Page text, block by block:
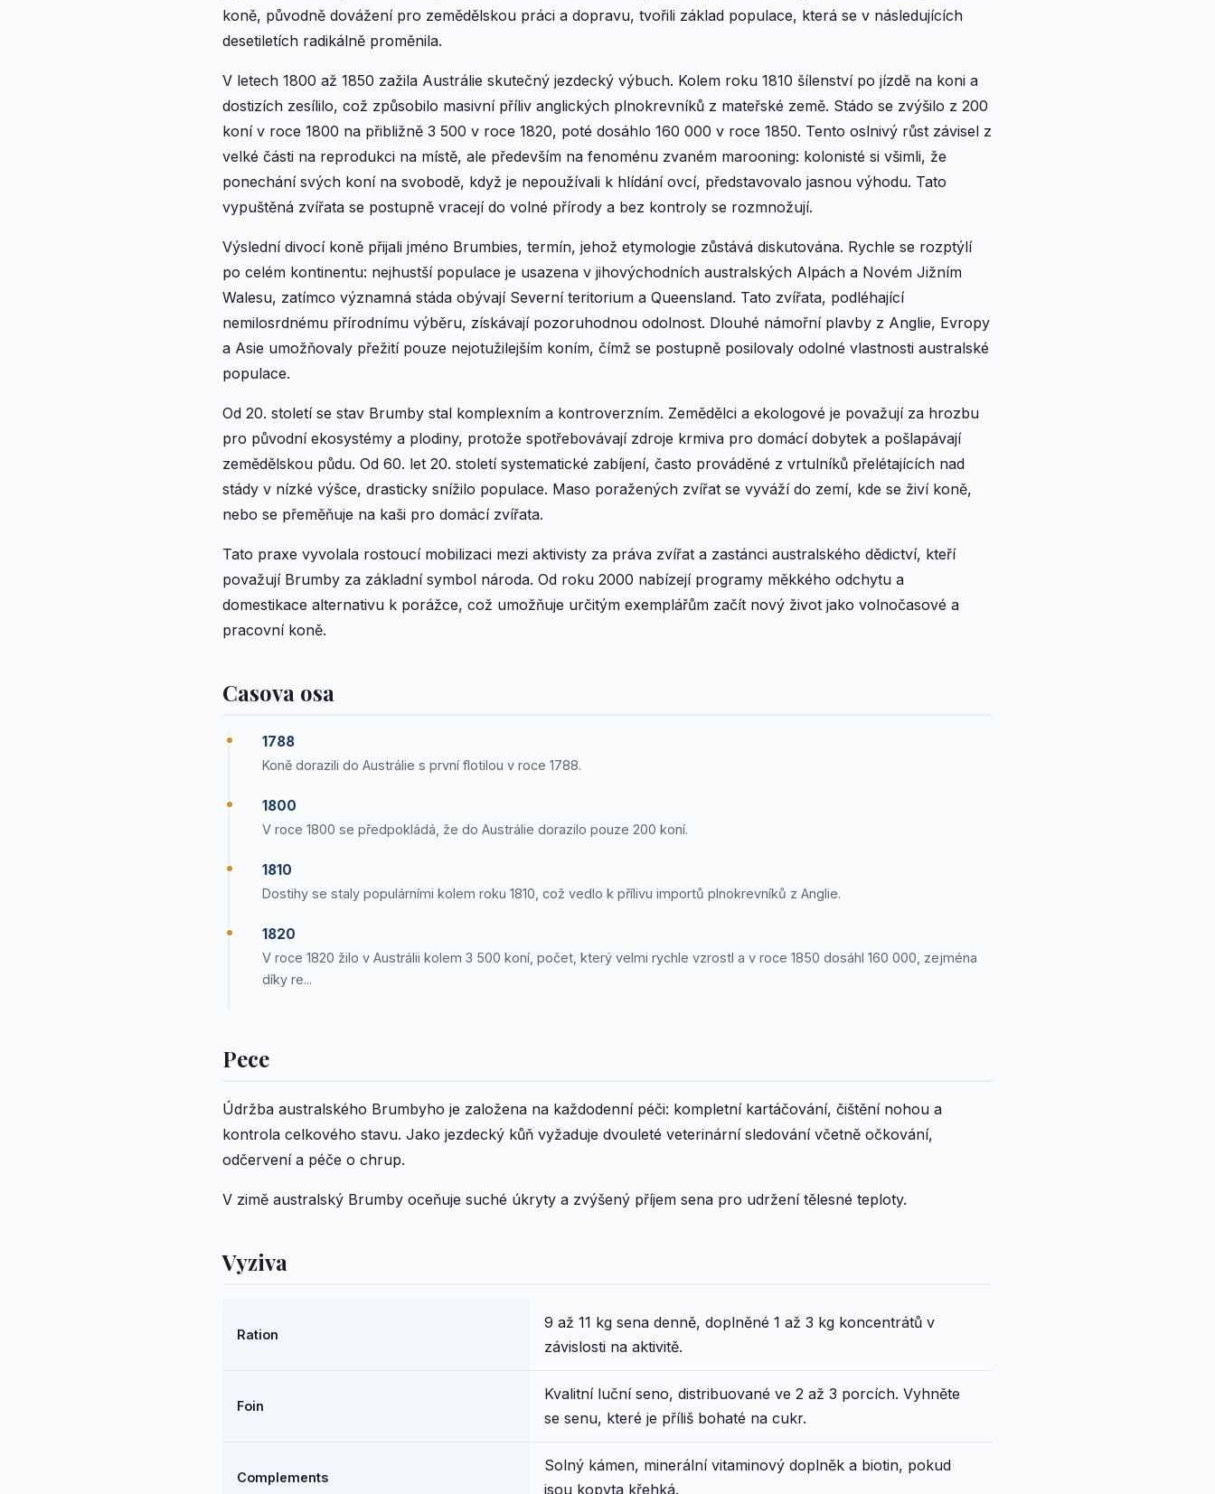
koně, původně dovážení pro zemědělskou práci a dopravu, tvořili základ populace, která se v následujících
desetiletích radikálně proměnila.
V letech 1800 až 1850 zažila Austrálie skutečný jezdecký výbuch. Kolem roku 1810 šílenství po jízdě na koni a
dostizích zesílilo, což způsobilo masivní příliv anglických plnokrevníků z mateřské země. Stádo se zvýšilo z 200
koní v roce 1800 na přibližně 3 500 v roce 1820, poté dosáhlo 160 000 v roce 1850. Tento oslnivý růst závisel z
velké části na reprodukci na místě, ale především na fenoménu zvaném marooning: kolonisté si všimli, že
ponechání svých koní na svobodě, když je nepoužívali k hlídání ovcí, představovalo jasnou výhodu. Tato
vypuštěná zvířata se postupně vracejí do volné přírody a bez kontroly se rozmnožují.
Výslední divocí koně přijali jméno Brumbies, termín, jehož etymologie zůstává diskutována. Rychle se rozptýlí
po celém kontinentu: nejhustší populace je usazena v jihovýchodních australských Alpách a Novém Jižním
Walesu, zatímco významná stáda obývají Severní teritorium a Queensland. Tato zvířata, podléhající
nemilosrdnému přírodnímu výběru, získávají pozoruhodnou odolnost. Dlouhé námořní plavby z Anglie, Evropy
a Asie umožňovaly přežití pouze nejotužilejším koním, čímž se postupně posilovaly odolné vlastnosti australské
populace.
Od 20. století se stav Brumby stal komplexním a kontroverzním. Zemědělci a ekologové je považují za hrozbu
pro původní ekosystémy a plodiny, protože spotřebovávají zdroje krmiva pro domácí dobytek a pošlapávají
zemědělskou půdu. Od 60. let 20. století systematické zabíjení, často prováděné z vrtulníků přelétajících nad
stády v nízké výšce, drasticky snížilo populace. Maso poražených zvířat se vyváží do zemí, kde se živí koně,
nebo se přeměňuje na kaši pro domácí zvířata.
Tato praxe vyvolala rostoucí mobilizaci mezi aktivisty za práva zvířat a zastánci australského dědictví, kteří
považují Brumby za základní symbol národa. Od roku 2000 nabízejí programy měkkého odchytu a
domestikace alternativu k porážce, což umožňuje určitým exemplářům začít nový život jako volnočasové a
pracovní koně.
Casova osa
1788
Koně dorazili do Austrálie s první flotilou v roce 1788.
1800
V roce 1800 se předpokládá, že do Austrálie dorazilo pouze 200 koní.
1810
Dostihy se staly populárními kolem roku 1810, což vedlo k přílivu importů plnokrevníků z Anglie.
1820
V roce 1820 žilo v Austrálii kolem 3 500 koní, počet, který velmi rychle vzrostl a v roce 1850 dosáhl 160 000, zejména
díky re...
Pece
Údržba australského Brumbyho je založena na každodenní péči: kompletní kartáčování, čištění nohou a
kontrola celkového stavu. Jako jezdecký kůň vyžaduje dvouleté veterinární sledování včetně očkování,
odčervení a péče o chrup.
V zimě australský Brumby oceňuje suché úkryty a zvýšený příjem sena pro udržení tělesné teploty.
Vyziva
Ration
9 až 11 kg sena denně, doplněné 1 až 3 kg koncentrátů v
závislosti na aktivitě.
Foin
Kvalitní luční seno, distribuované ve 2 až 3 porcích. Vyhněte
se senu, které je příliš bohaté na cukr.
Complements
Solný kámen, minerální vitaminový doplněk a biotin, pokud
jsou kopyta křehká.